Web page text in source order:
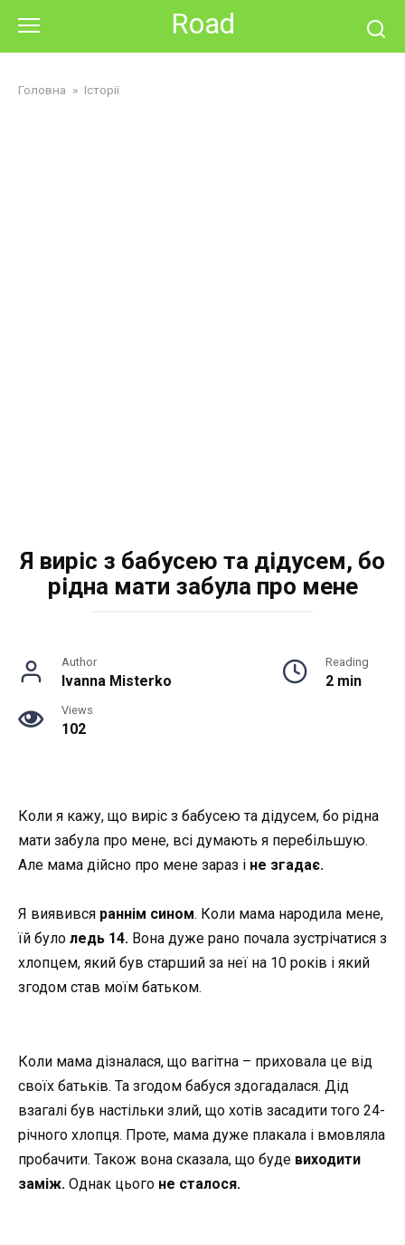
content
Road
Головна » Історії
Я виріс з бабусею та дідусем, бо
рідна мати забула про мене
Author
Ivanna Misterko
Reading
2 min
Views
102
Коли я кажу, що виріс з бабусею та дідусем, бо рідна
мати забула про мене, всі думають я перебільшую.
Але мама дійсно про мене зараз і не згадає.
Я виявився раннім сином. Коли мама народила мене,
їй було ледь 14. Вона дуже рано почала зустрічатися з
хлопцем, який був старший за неї на 10 років і який
згодом став моїм батьком.
Коли мама дізналася, що вагітна – приховала це від
своїх батьків. Та згодом бабуся здогадалася. Дід
взагалі був настільки злий, що хотів засадити того 24-
річного хлопця. Проте, мама дуже плакала і вмовляла
пробачити. Також вона сказала, що буде виходити
заміж. Однак цього не сталося.